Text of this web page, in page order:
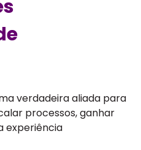
verdadeira aliada para
processos, ganhar
experiência